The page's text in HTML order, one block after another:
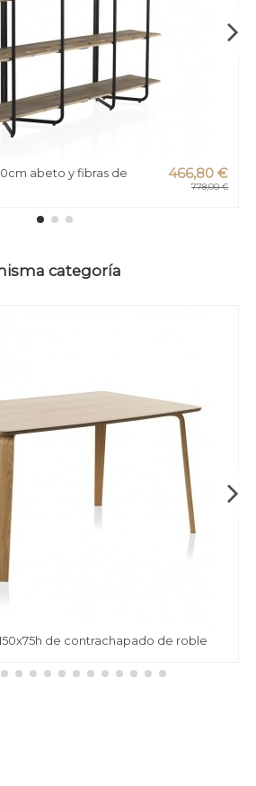
abeto y fibras de
466,80 €
778,00 €
categoría
de contrachapado de roble